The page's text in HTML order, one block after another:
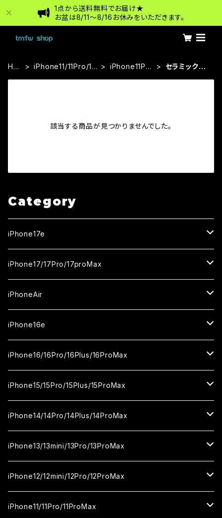
1点から送料無料でお届け★
お盆は8/11〜8/16お休みをいただきます。
HO
iPhone11/11Pro/11
iPhone11Pro
セラミックフ
該当する商品が見つかりませんでした。
Category
iPhone17e
ガラスフィルム
セラミックフィルム
カメラ用フィルム
iPhone17/17Pro/17proMax
iPhone17
ガラスフィルム
セラミックフィルム
iPhone17Pro
ガラスフィルム
セラミックフィルム
iPhone17proMax
ガラスフィルム
セラミックフィルム
iPhoneAir
ガラスフィルム
セラミックフィルム
カメラ用フィルム
iPhone16e
ガラスフィルム
セラミックフィルム
カメラ用フィルム
iPhone16/16Pro/16Plus/16ProMax
iPhone16
ガラスフィルム
セラミックフィルム
iPhone16Pro
ガラスフィルム
セラミックフィルム
iPhone16Plus
ガラスフィルム
セラミックフィルム
iPhone16ProMax
ガラスフィルム
iPhone15/15Pro/15Plus/15ProMax
iPhone15
ガラスフィルム
セラミックフィルム
iPhone15Pro
ガラスフィルム
セラミックフィルム
iPhone15Plus
ガラスフィルム
iPhone15ProMax
iPhone14/14Pro/14Plus/14ProMax
iPhone14
ガラスフィルム
セラミックフィルム
iPhone14Pro
ガラスフィルム
iPhone14Plus
iPhone13/13mini/13Pro/13ProMax
iPhone13/13Pro
ガラスフィルム
iPhone13mini
iPhone12/12mini/12Pro/12ProMax
iPhone12/12Pro
iPhone11/11Pro/11ProMax